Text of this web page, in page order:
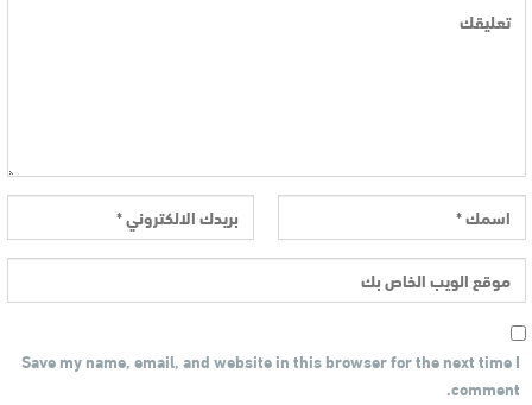
Save my name, email, and website in this browser for the next time I
comment.